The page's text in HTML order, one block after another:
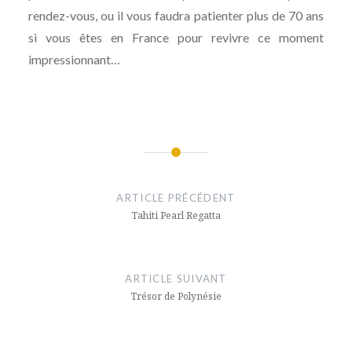
rendez-vous, ou il vous faudra patienter plus de 70 ans
si vous êtes en France pour revivre ce moment
impressionnant…
ARTICLE PRÉCÉDENT
Tahiti Pearl Regatta
ARTICLE SUIVANT
Trésor de Polynésie